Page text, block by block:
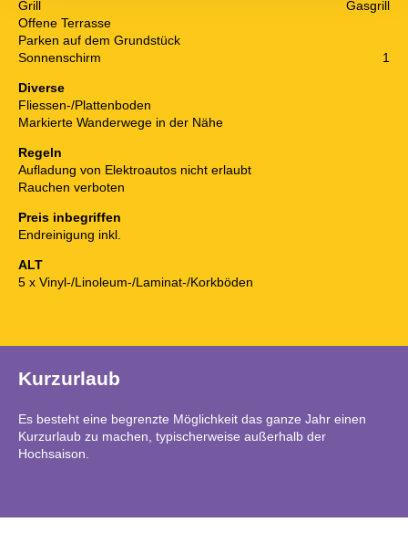
Grill
Gasgrill
Offene Terrasse
Parken auf dem Grundstück
Sonnenschirm
1
Diverse
Fliessen-/Plattenboden
Markierte Wanderwege in der Nähe
Regeln
Aufladung von Elektroautos nicht erlaubt
Rauchen verboten
Preis inbegriffen
Endreinigung inkl.
ALT
5 x Vinyl-/Linoleum-/Laminat-/Korkböden
Kurzurlaub
Es besteht eine begrenzte Möglichkeit das ganze Jahr einen
Kurzurlaub zu machen, typischerweise außerhalb der
Hochsaison.